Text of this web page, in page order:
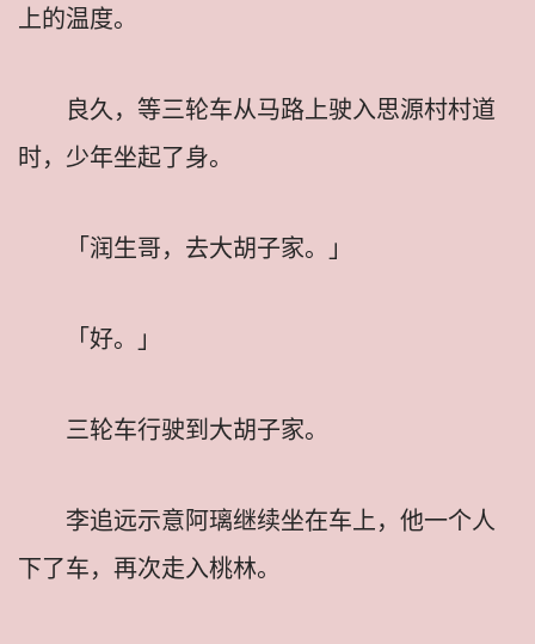
上的温度。
良久，等三轮车从马路上驶入思源村村道
时，少年坐起了身。
「润生哥，去大胡子家。」
「好。」
三轮车行驶到大胡子家。
李追远示意阿璃继续坐在车上，他一个人
下了车，再次走入桃林。